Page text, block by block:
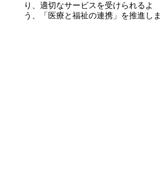
り、適切なサービスを受けられるよ
う、「医療と福祉の連携」を推進しま